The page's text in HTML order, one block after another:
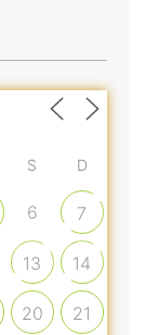
S D
6 7
13 14
20 21